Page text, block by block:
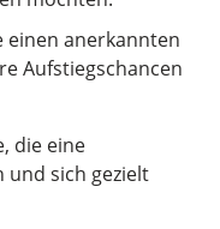
einen anerkannten
Aufstiegschancen
die eine
und sich gezielt